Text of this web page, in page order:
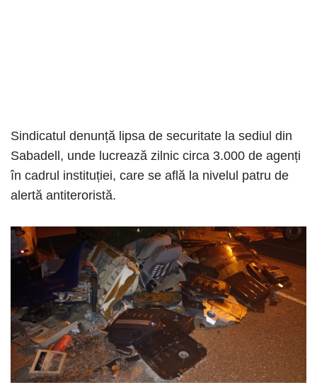
Sindicatul denunță lipsa de securitate la sediul din
Sabadell, unde lucrează zilnic circa 3.000 de agenți
în cadrul instituției, care se află la nivelul patru de
alertă antiteroristă.